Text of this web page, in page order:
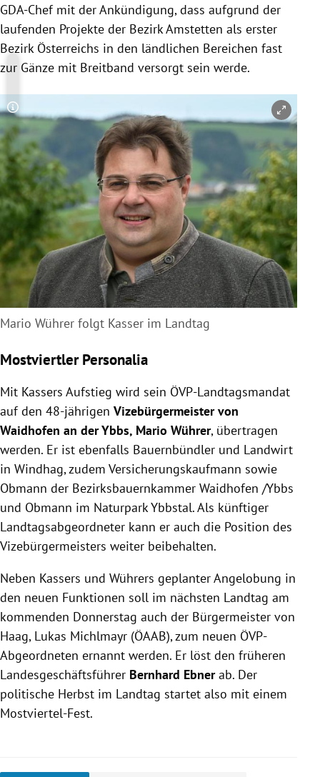
GDA-Chef mit der Ankündigung, dass aufgrund der
laufenden Projekte der Bezirk Amstetten als erster
Bezirk Österreichs in den ländlichen Bereichen fast
zur Gänze mit Breitband versorgt sein werde.
Copyright-Hinweis öffnen/schließen
Mario Wührer folgt Kasser im Landtag
Mostviertler Personalia
Mit Kassers Aufstieg wird sein ÖVP-Landtagsmandat
auf den 48-jährigen Vizebürgermeister von
Waidhofen an der Ybbs, Mario Wührer, übertragen
werden. Er ist ebenfalls Bauernbündler und Landwirt
in Windhag, zudem Versicherungskaufmann sowie
Obmann der Bezirksbauernkammer Waidhofen /Ybbs
und Obmann im Naturpark Ybbstal. Als künftiger
Landtagsabgeordneter kann er auch die Position des
Vizebürgermeisters weiter beibehalten.
Neben Kassers und Wührers geplanter Angelobung in
den neuen Funktionen soll im nächsten Landtag am
kommenden Donnerstag auch der Bürgermeister von
Haag, Lukas Michlmayr (ÖAAB), zum neuen ÖVP-
Abgeordneten ernannt werden. Er löst den früheren
Landesgeschäftsführer Bernhard Ebnerab. Der
politische Herbst im Landtag startet also mit einem
Mostviertel-Fest.